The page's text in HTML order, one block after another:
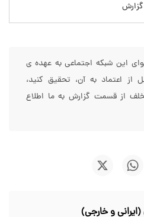
گزارش
این شبکه اجتماعی به عهده ی
اعتماد به آن، تحقیق کنید،
از قسمت گزارش به ما اطلاع
و خارجی)